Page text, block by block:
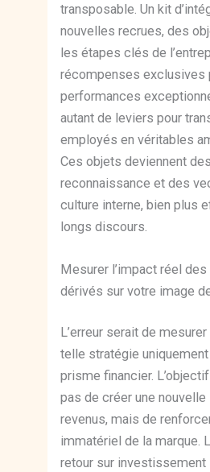
transposable. Un kit
nouvelles recrues, des
les étapes clés de
récompenses exclusives
performances
autant de leviers pour
employés en véritables
Ces objets deviennent
reconnaissance et des
culture interne, bien plus
longs discours.
Mesurer l’impact réel
dérivés sur votre image
L’erreur serait de
telle stratégie
prisme financier.
pas de créer une
revenus, mais de
immatériel de la marque.
retour sur investissement